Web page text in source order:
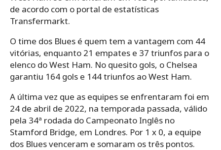
de acordo com o portal de estatísticas
Transfermarkt.
O time dos Blues é quem tem a vantagem com 44
vitórias, enquanto 21 empates e 37 triunfos para o
elenco do West Ham. No quesito gols, o Chelsea
garantiu 164 gols e 144 triunfos ao West Ham.
A última vez que as equipes se enfrentaram foi em
24 de abril de 2022, na temporada passada, válido
pela 34ª rodada do Campeonato Inglês no
Stamford Bridge, em Londres. Por 1 x 0, a equipe
dos Blues venceram e somaram os três pontos.